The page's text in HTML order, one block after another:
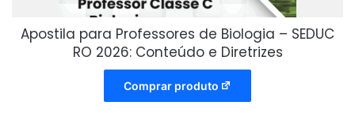
Apostila para Professores de Biologia – SEDUC
RO 2026: Conteúdo e Diretrizes
Comprar produto